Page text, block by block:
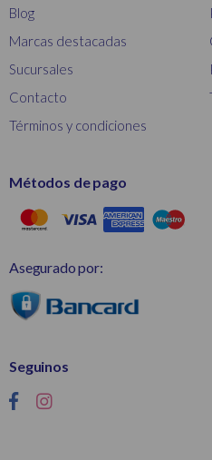
Blog
Marcas destacadas
Sucursales
Contacto
Términos y condiciones
Métodos de pago
Asegurado por:
Seguinos